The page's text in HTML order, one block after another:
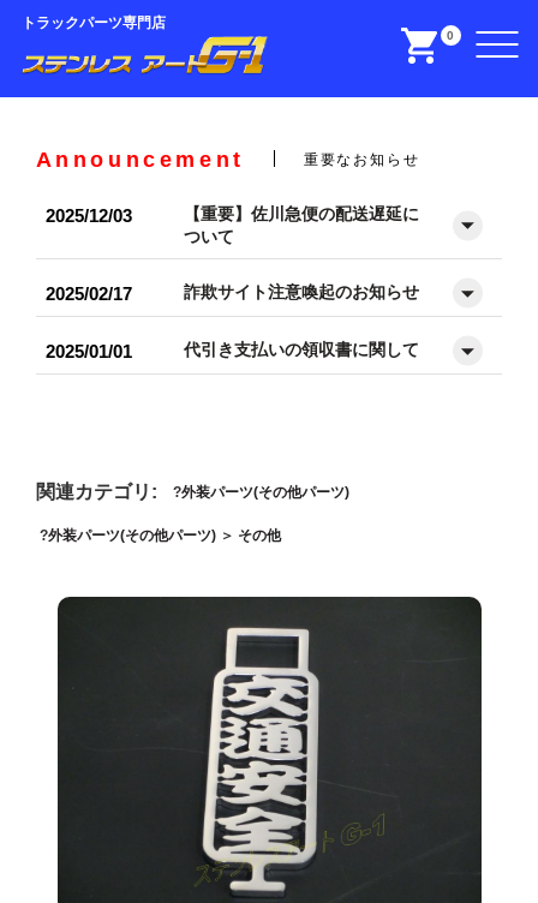
トラックパーツ専門店
0
Announcement 重要なお知らせ
2025/12/03
【重要】佐川急便の配送遅延に
ついて
2025/02/17 詐欺サイト注意喚起のお知らせ
2025/01/01 代引き支払いの領収書に関して
関連カテゴリ: 外装パーツ(その他パーツ)
外装パーツ(その他パーツ) ＞ その他